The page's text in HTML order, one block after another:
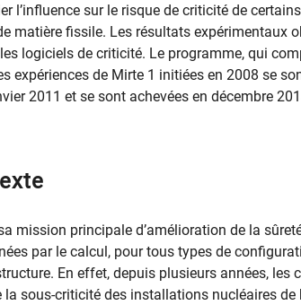
l’influence sur le risque de criticité de
matière fissile. Les résultats expérimentaux
logiciels de criticité. Le programme, qui
expériences de Mirte 1 initiées en 2008 se
2011 et se sont achevées en décembre
sa mission principale d’amélioration de la
par le calcul, pour tous types de
En effet, depuis plusieurs années, les
sous-criticité des installations nucléaires